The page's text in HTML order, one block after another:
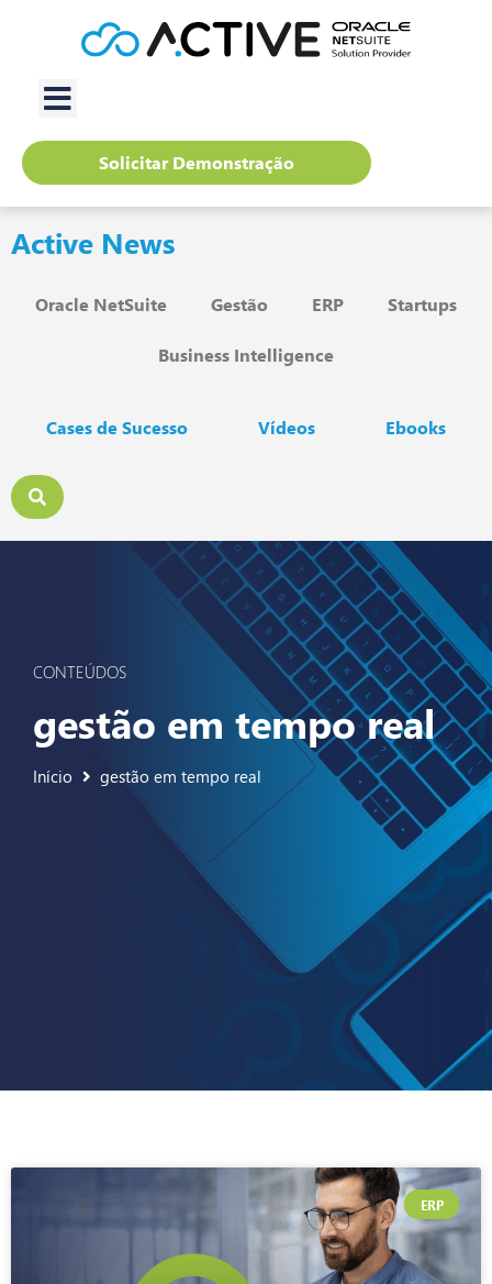
Solicitar Demonstração
Active News
Oracle NetSuite Gestão ERP Startups
Business Intelligence
Cases de Sucesso Vídeos Ebooks
CONTEÚDOS
gestão em tempo real
Início gestão em tempo real
ERP